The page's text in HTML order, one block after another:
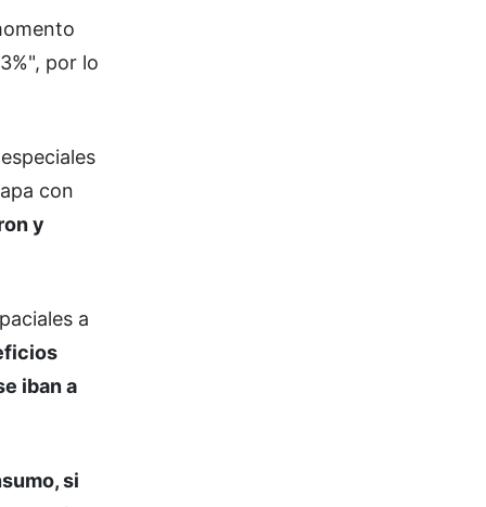
por lo
con
y
a
iban a
si